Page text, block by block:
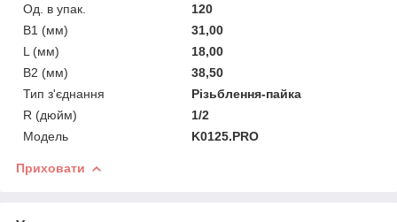
Од. в упак.
120
В1 (мм)
31,00
L (мм)
18,00
В2 (мм)
38,50
Тип з'єднання
Різьблення-пайка
R (дюйм)
1/2
Мoдель
K0125.PRO
Приховати